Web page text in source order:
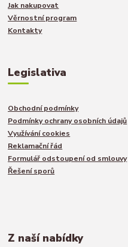
Jak nakupovat
Věrnostní program
Kontakty
Legislativa
Obchodní podmínky
Podmínky ochrany osobních údajů
Využívání cookies
Reklamační řád
Formulář odstoupení od smlouvy
Řešení sporů
Z naší nabídky